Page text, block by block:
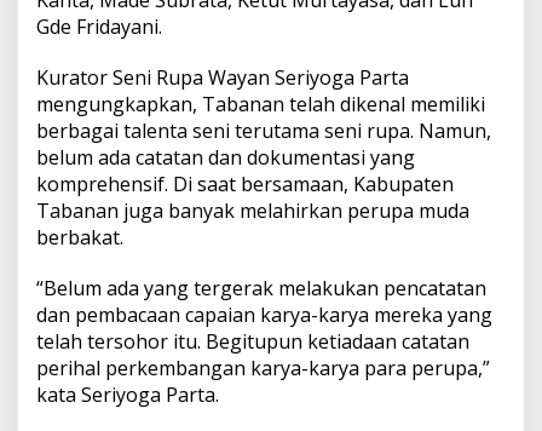
r
Gde Fridayani.
Kurator Seni Rupa Wayan Seriyoga Parta
mengungkapkan, Tabanan telah dikenal memiliki
berbagai talenta seni terutama seni rupa. Namun,
belum ada catatan dan dokumentasi yang
komprehensif. Di saat bersamaan, Kabupaten
Tabanan juga banyak melahirkan perupa muda
berbakat.
“Belum ada yang tergerak melakukan pencatatan
dan pembacaan capaian karya-karya mereka yang
telah tersohor itu. Begitupun ketiadaan catatan
perihal perkembangan karya-karya para perupa,”
kata Seriyoga Parta.